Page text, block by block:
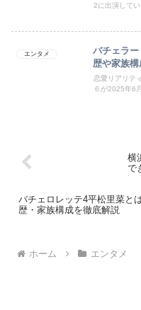
2に出演してい
エンタメ
バチェラ
歴や家族構
恋愛リアリテ
６が2025年6
横
で
バチェロレッテ4平松里菜と
歴・家族構成を徹底解説
ホーム エンタメ